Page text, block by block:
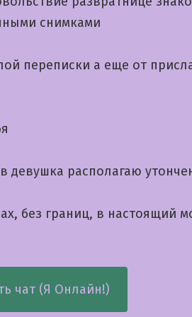
снимками
переписки а еще от
девушка располагаю
без границ, в настоящий
чат (Я Онлайн!)